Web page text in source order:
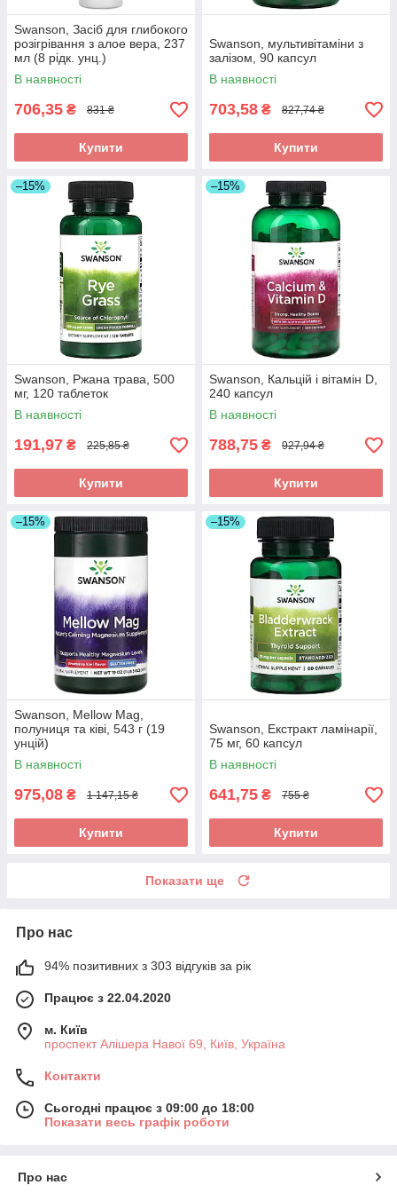
Swanson, Засіб для глибокого
розігрівання з алое вера, 237
мл (8 рідк. унц.)
В наявності
706,35 ₴ 831 ₴
Купити
Swanson, мультивітаміни з
залізом, 90 капсул
В наявності
703,58 ₴ 827,74 ₴
Купити
–15%
Swanson, Ржана трава, 500
мг, 120 таблеток
В наявності
191,97 ₴ 225,85 ₴
Купити
–15%
Swanson, Кальцій і вітамін D,
240 капсул
В наявності
788,75 ₴ 927,94 ₴
Купити
–15%
Swanson, Mellow Mag,
полуниця та ківі, 543 г (19
унцій)
В наявності
975,08 ₴ 1 147,15 ₴
Купити
–15%
Swanson, Екстракт ламінарії,
75 мг, 60 капсул
В наявності
641,75 ₴ 755 ₴
Купити
Показати ще
Про нас
94% позитивних з 303 відгуків за рік
Працює з 22.04.2020
м. Київ
проспект Алішера Навої 69, Київ, Україна
Контакти
Сьогодні працює з 09:00 до 18:00
Показати весь графік роботи
Про нас